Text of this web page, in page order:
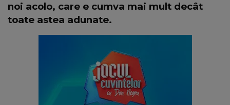
noi acolo, care e cumva mai mult decât
toate astea adunate.